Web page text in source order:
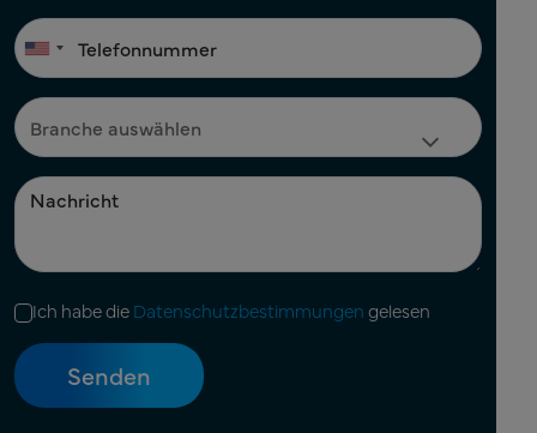
Ich habe dieDatenschutzbestimmungen gelesen